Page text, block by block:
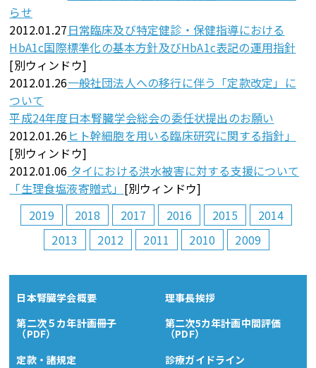
日本腎臓学会概要
理事長挨拶
第二次５カ年計画冊子
（PDF）
第二次5カ年計画中間評価
（PDF）
定款・諸規定
診療ガイドライン
らせ
2012.01.27日常臨床及び特定健診・保健指導における
HbA1c国際標準化の基本方針及びHbA1c表記の運用指針
[別ウィンドウ]
2012.01.26一般社団法人への移行に伴う「定款改定」に
ついて
平成24年度日本腎臓学会総会の委任状提出のお願い
2012.01.26ヒト幹細胞を用いる臨床研究に関する指針」
[別ウィンドウ]
2012.01.06 タイにおける洪水被害に対する支援について
「生理食塩液寄贈式」 [別ウィンドウ]
2019
2018 2017 2016 2015
2014
2013
2012 2011 2010 2009